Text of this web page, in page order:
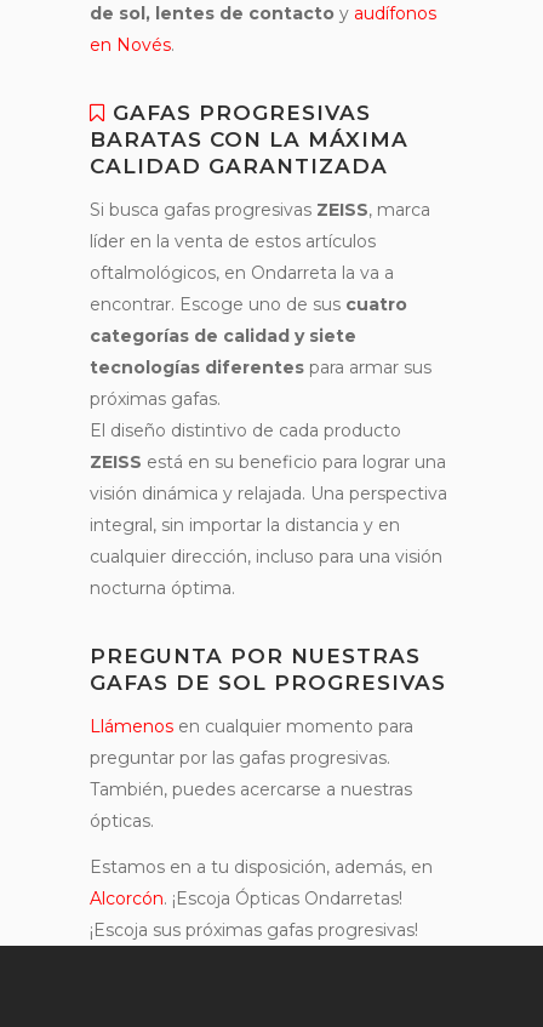
de sol, lentes de contacto y audífonos
en Novés.
GAFAS PROGRESIVAS
BARATAS CON LA MÁXIMA
CALIDAD GARANTIZADA
Si busca gafas progresivas ZEISS, marca
líder en la venta de estos artículos
oftalmológicos, en Ondarreta la va a
encontrar. Escoge uno de sus cuatro
categorías de calidad y siete
tecnologías diferentes para armar sus
próximas gafas.
El diseño distintivo de cada producto
ZEISS está en su beneficio para lograr una
visión dinámica y relajada. Una perspectiva
integral, sin importar la distancia y en
cualquier dirección, incluso para una visión
nocturna óptima.
PREGUNTA POR NUESTRAS
GAFAS DE SOL PROGRESIVAS
Llámenos en cualquier momento para
preguntar por las gafas progresivas.
También, puedes acercarse a nuestras
ópticas.
Estamos en a tu disposición, además, en
Alcorcón. ¡Escoja Ópticas Ondarretas!
¡Escoja sus próximas gafas progresivas!